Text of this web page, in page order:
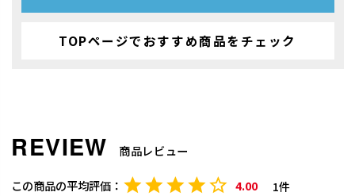
TOPページでおすすめ商品をチェック
商品レビュー
4.00 1